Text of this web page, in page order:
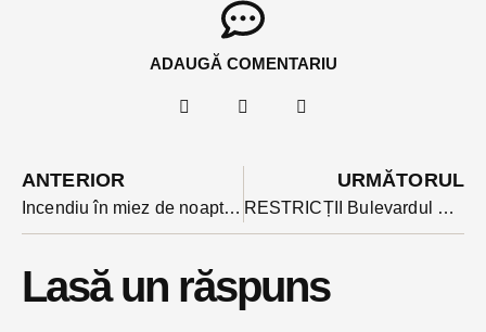
ADAUGĂ COMENTARIU
ANTERIOR
Incendiu în miez de noapte în Liviu Rebreanu, soldat cu rănirea proprietarului unei case. Intervenția rapidă a salvat imobilul
URMĂTORUL
RESTRICȚII Bulevardul Decebal se închide circulației luni, 8 august. Pe unde se poate ocoli șantierul?
Lasă un răspuns